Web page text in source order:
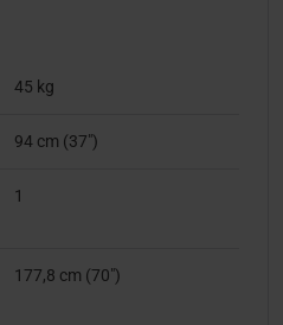
45 kg
94 cm (37")
1
177,8 cm (70")